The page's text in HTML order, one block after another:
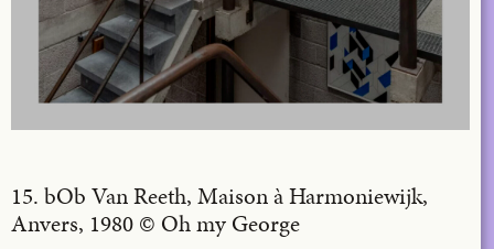
15. bOb Van Reeth, Maison à Harmoniewijk,
Anvers, 1980 © Oh my George